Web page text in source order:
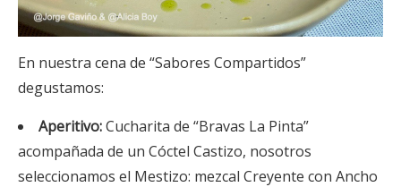
En nuestra cena de “Sabores Compartidos”
degustamos:
Aperitivo:Cucharita de “Bravas La Pinta”
acompañada de un Cóctel Castizo, nosotros
seleccionamos el Mestizo: mezcal Creyente con Ancho